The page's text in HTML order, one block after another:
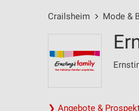
Crailsheim Mode &
❯ Angebote &